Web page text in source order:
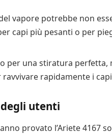
vapore potrebbe non
capi più pesanti o per
per una stiratura perfetta,
rapidamente i
utenti
provato l’Ariete 4167